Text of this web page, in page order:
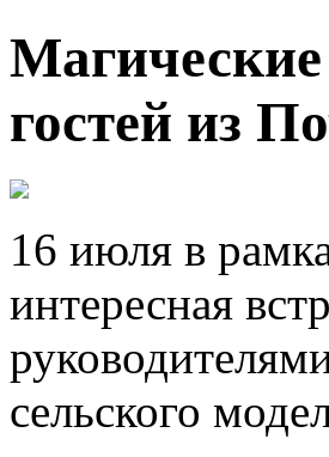
Магические
гостей из
16 июля в
интересная
сельского